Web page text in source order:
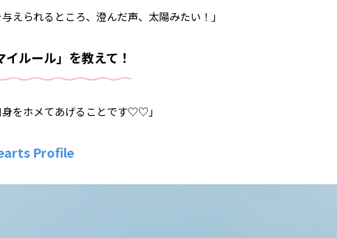
与えられるところ、澄んだ声、太陽みたい！」
イルール」を教えて！
身をホメてあげることです♡♡」
Profile